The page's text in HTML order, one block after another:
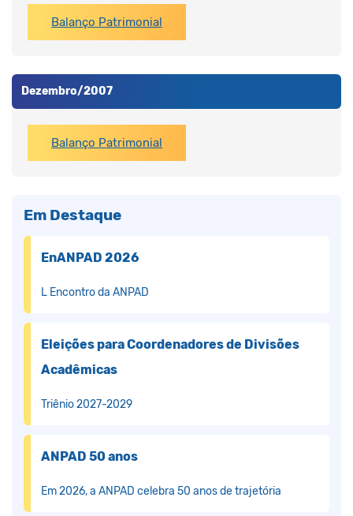
Balanço Patrimonial
Dezembro/2007
Balanço Patrimonial
Em Destaque
EnANPAD 2026
L Encontro da ANPAD
Eleições para Coordenadores de Divisões
Acadêmicas
Triênio 2027-2029
ANPAD 50 anos
Em 2026, a ANPAD celebra 50 anos de trajetória